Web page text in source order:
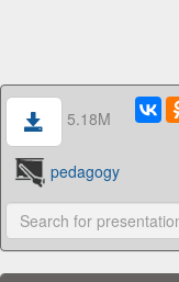
5.18M
pedagogy